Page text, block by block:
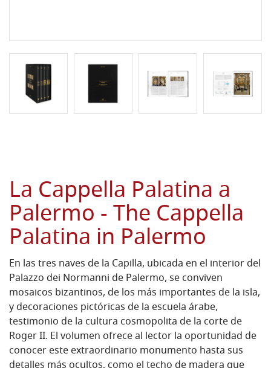
La Cappella Palatina a
Palermo - The Cappella
Palatina in Palermo
En las tres naves de la Capilla, ubicada en el interior del
Palazzo dei Normanni de Palermo, se conviven
mosaicos bizantinos, de los más importantes de la isla,
y decoraciones pictóricas de la escuela árabe,
testimonio de la cultura cosmopolita de la corte de
Roger II. El volumen ofrece al lector la oportunidad de
conocer este extraordinario monumento hasta sus